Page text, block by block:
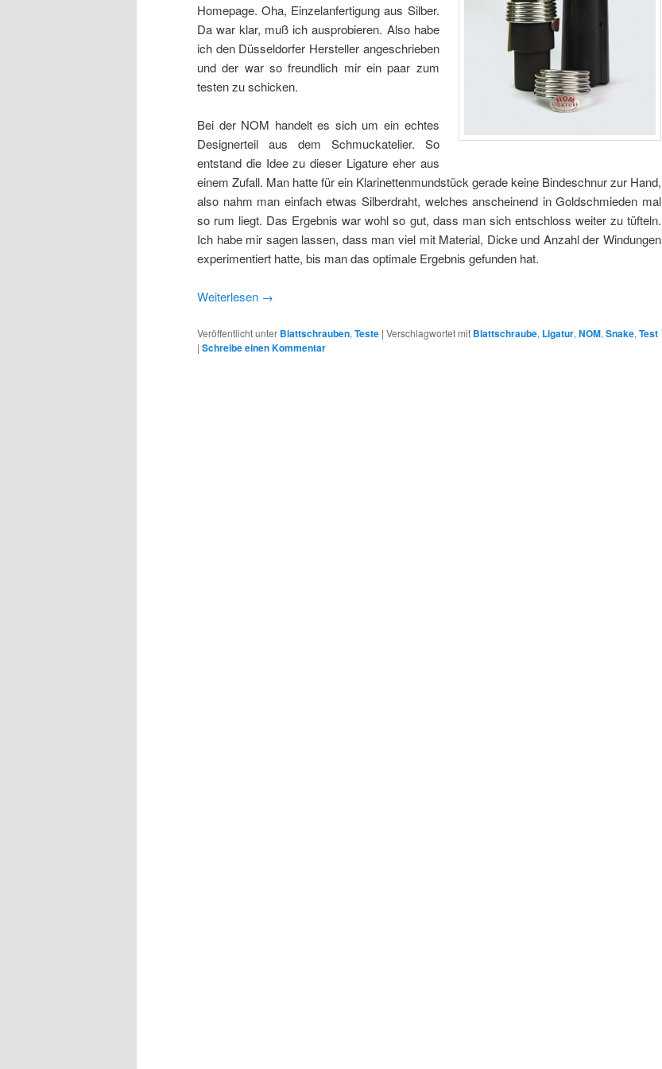
Homepage. Oha, Einzelanfertigung aus Silber.
Da war klar, muß ich ausprobieren. Also habe
ich den Düsseldorfer Hersteller angeschrieben
und der war so freundlich mir ein paar zum
testen zu schicken.
Bei der NOM handelt es sich um ein echtes
Designerteil aus dem Schmuckatelier. So
entstand die Idee zu dieser Ligature eher aus
einem Zufall. Man hatte für ein Klarinettenmundstück gerade keine Bindeschnur zur Hand,
also nahm man einfach etwas Silberdraht, welches anscheinend in Goldschmieden mal
so rum liegt. Das Ergebnis war wohl so gut, dass man sich entschloss weiter zu tüfteln.
Ich habe mir sagen lassen, dass man viel mit Material, Dicke und Anzahl der Windungen
experimentiert hatte, bis man das optimale Ergebnis gefunden hat.
Weiterlesen →
Veröffentlicht unter Blattschrauben, Teste | Verschlagwortet mit Blattschraube, Ligatur, NOM, Snake, Test
| Schreibe einen Kommentar